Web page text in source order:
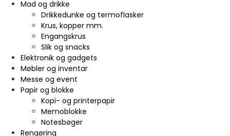
Mad og drikke
Drikkedunke og termoflasker
Krus, kopper mm.
Engangskrus
Slik og snacks
Elektronik og gadgets
Møbler og inventar
Messe og event
Papir og blokke
Kopi- og printerpapir
Memoblokke
Notesbøger
Rengøring